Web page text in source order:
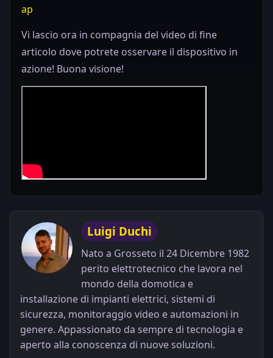
ap
Vi lascio ora in compagnia del video di fine
articolo dove potrete osservare il dispositivo in
azione! Buona visione!
Luigi Duchi
Nato a Grosseto il 24 Dicembre 1982
perito elettrotecnico che lavora nel
mondo della domotica e
installazione di impianti elettrici, sistemi di
sicurezza, monitoraggio video e automazioni in
genere. Appassionato da sempre di tecnologia e
aperto alla conoscenza di nuove soluzioni.